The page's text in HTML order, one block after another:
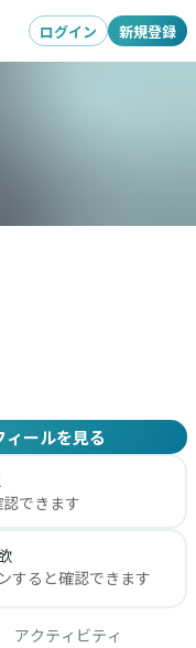
ログイン 新規登録
ィールを見る
できます
すると確認できます
アクティビティ